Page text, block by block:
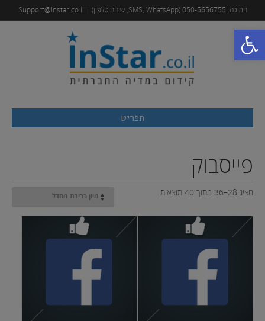
פתח סרגל נגישות
תמיכה: 050-5656755 (SMS, WhatsApp, שיחת טלפון) | Support@instar.co.il
תפריט
פייסבוק
מציג 28–36 מתוך 40 תוצאות